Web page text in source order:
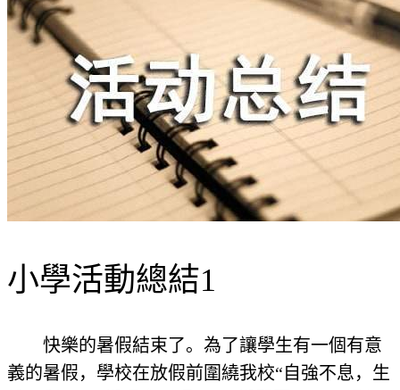
小學活動總結1
快樂的暑假結束了。為了讓學生有一個有意
義的暑假，學校在放假前圍繞我校“自強不息，生